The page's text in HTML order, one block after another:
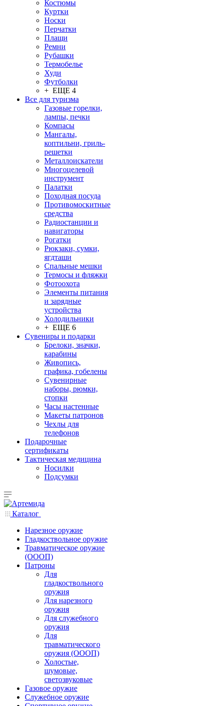
Костюмы
Куртки
Носки
Перчатки
Плащи
Ремни
Рубашки
Термобелье
Худи
Футболки
+ ЕЩЕ 4
Все для туризма
Газовые горелки,
лампы, печки
Компасы
Мангалы,
коптильни, гриль-
решетки
Металлоискатели
Многоцелевой
инструмент
Палатки
Походная посуда
Противомоскитные
средства
Радиостанции и
навигаторы
Рогатки
Рюкзаки, сумки,
ягдташи
Спальные мешки
Термосы и фляжки
Фотоохота
Элементы питания
и зарядные
устройства
Холодильники
+ ЕЩЕ 6
Сувениры и подарки
Брелоки, значки,
карабины
Живопись,
графика, гобелены
Сувенирные
наборы, рюмки,
стопки
Часы настенные
Макеты патронов
Чехлы для
телефонов
Подарочные
сертификаты
Тактическая медицина
Носилки
Подсумки
Каталог
Нарезное оружие
Гладкоствольное оружие
Травматическое оружие
(ОООП)
Патроны
Для
гладкоствольного
оружия
Для нарезного
оружия
Для служебного
оружия
Для
травматического
оружия (ОООП)
Холостые,
шумовые,
светозвуковые
Газовое оружие
Служебное оружие